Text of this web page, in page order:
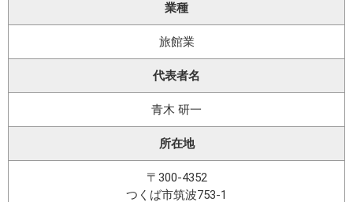
業種
旅館業
代表者名
青木 研一
所在地
〒300-4352
つくば市筑波753-1